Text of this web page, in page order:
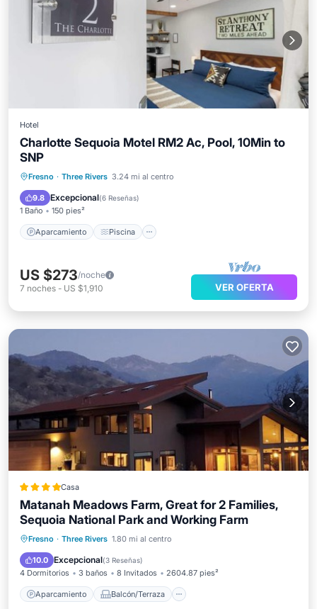
Hotel
Charlotte Sequoia Motel RM2 Ac, Pool, 10Min to
SNP
Fresno · Three Rivers 3.24 mi al centro
9.8 Excepcional(6 Reseñas)
1 Baño 150 pies²
Aparcamiento Piscina
Aparcamiento
Piscina
Balcón/Terraza
US $273/noche
7 noches - US $1,910 VER OFERTA
Casa
Matanah Meadows Farm, Great for 2 Families,
Sequoia National Park and Working Farm
Fresno · Three Rivers 1.80 mi al centro
10.0 Excepcional(3 Reseñas)
4 Dormitorios 3 baños 8 Invitados 2604.87 pies²
Aparcamiento Balcón/Terraza
Aparcamiento
Balcón/Terraza
Vistas
Aire acondicionado